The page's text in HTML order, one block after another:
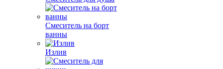
Смеситель на борт
ванны
Излив